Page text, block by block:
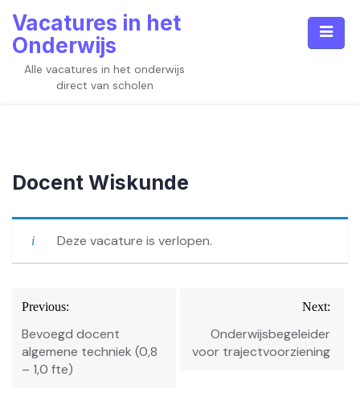
content
Vacatures in het
Onderwijs
Alle vacatures in het onderwijs
direct van scholen
Docent Wiskunde
Deze vacature is verlopen.
Bericht
navigatie
Previous:
Bevoegd docent
algemene techniek (0,8
– 1,0 fte)
Next:
Onderwijsbegeleider
voor trajectvoorziening